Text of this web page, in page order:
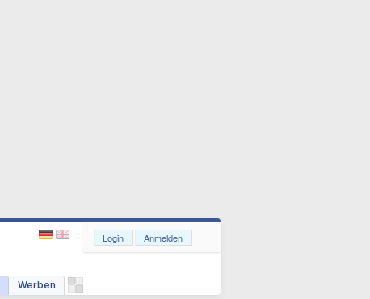
Werben
Login Anmelden